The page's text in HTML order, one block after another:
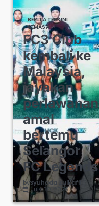
BERITA TERKINI
SEMASA
FC3 Club
kembali ke
Malaysia,
jayakan
perlawanan
amal
bertemu
Selangor
FC Legends
bySyuhada Zulkafli
July 30, 2026